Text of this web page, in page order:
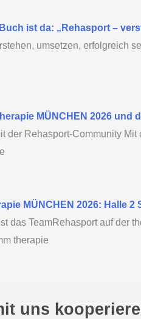
ist da: „Rehasport –
umsetzen, erfolgreich
MÜNCHEN 2026
der Rehasport-Community
MÜNCHEN 2026: Halle
das TeamRehasport auf der
therapie
uns